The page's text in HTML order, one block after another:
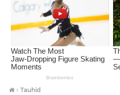
› Tauhid